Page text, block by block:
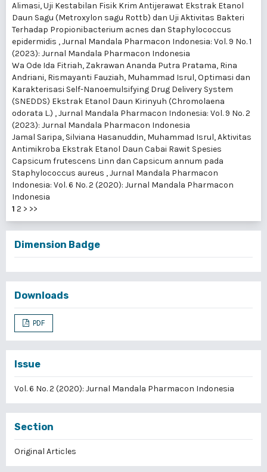
Alimasi,Uji Kestabilan Fisik Krim Antijerawat Ekstrak Etanol
Daun Sagu (Metroxylon sagu Rottb) dan Uji Aktivitas Bakteri
Terhadap Propionibacterium acnes dan Staphylococcus
epidermidis ,Jurnal Mandala Pharmacon Indonesia: Vol. 9 No. 1
(2023): Jurnal Mandala Pharmacon Indonesia
Wa Ode Ida Fitriah, Zakrawan Ananda Putra Pratama, Rina
Andriani, Rismayanti Fauziah, Muhammad Isrul,Optimasi dan
Karakterisasi Self-Nanoemulsifying Drug Delivery System
(SNEDDS) Ekstrak Etanol Daun Kirinyuh (Chromolaena
odorata L.) ,Jurnal Mandala Pharmacon Indonesia: Vol. 9 No. 2
(2023): Jurnal Mandala Pharmacon Indonesia
Jamal Saripa, Silviana Hasanuddin, Muhammad Isrul,Aktivitas
Antimikroba Ekstrak Etanol Daun Cabai Rawit Spesies
Capsicum frutescens Linn dan Capsicum annum pada
Staphylococcus aureus ,Jurnal Mandala Pharmacon
Indonesia: Vol. 6 No. 2 (2020): Jurnal Mandala Pharmacon
Indonesia
1 2 > >>
Dimension Badge
Downloads
PDF
Issue
Vol. 6 No. 2 (2020): Jurnal Mandala Pharmacon Indonesia
Section
Original Articles